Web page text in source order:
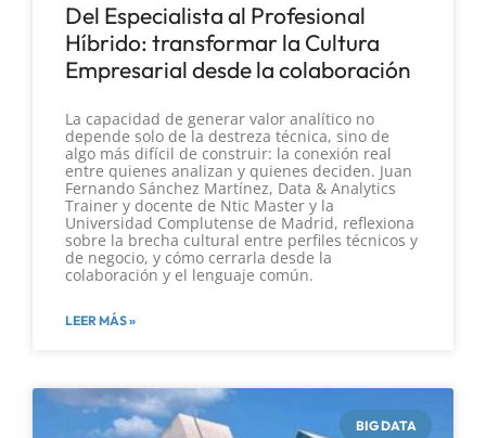
Del Especialista al Profesional
Híbrido: transformar la Cultura
Empresarial desde la colaboración
La capacidad de generar valor analítico no
depende solo de la destreza técnica, sino de
algo más difícil de construir: la conexión real
entre quienes analizan y quienes deciden. Juan
Fernando Sánchez Martínez, Data & Analytics
Trainer y docente de Ntic Master y la
Universidad Complutense de Madrid, reflexiona
sobre la brecha cultural entre perfiles técnicos y
de negocio, y cómo cerrarla desde la
colaboración y el lenguaje común.
LEER MÁS »
BIG DATA